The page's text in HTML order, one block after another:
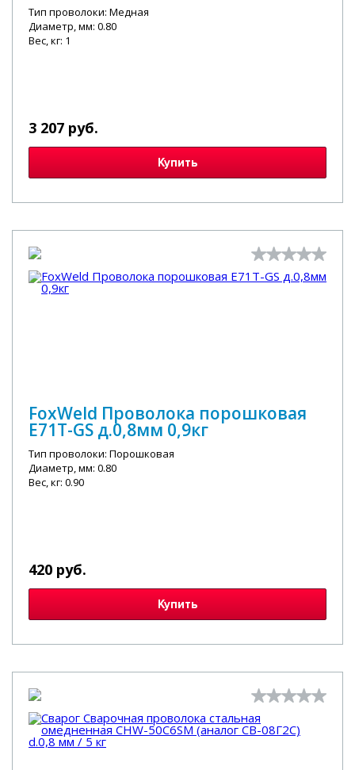
Тип проволоки: Медная
Диаметр, мм: 0.80
Вес, кг: 1
3 207 руб.
Купить
FoxWeld Проволока порошковая
E71T-GS д.0,8мм 0,9кг
Тип проволоки: Порошковая
Диаметр, мм: 0.80
Вес, кг: 0.90
420 руб.
Купить